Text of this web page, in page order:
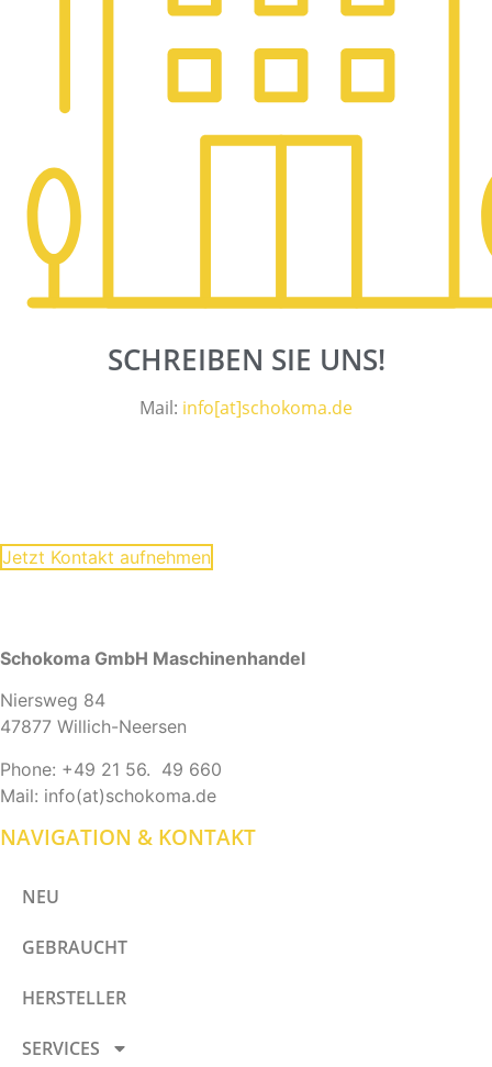
SCHREIBEN SIE UNS!
Mail: info[at]schokoma.de
Jetzt Kontakt aufnehmen
Schokoma GmbH Maschinenhandel
Niersweg 84
47877 Willich-Neersen
Phone: +49 21 56. 49 660
Mail: info(at)schokoma.de
NAVIGATION & KONTAKT
NEU
GEBRAUCHT
HERSTELLER
SERVICES